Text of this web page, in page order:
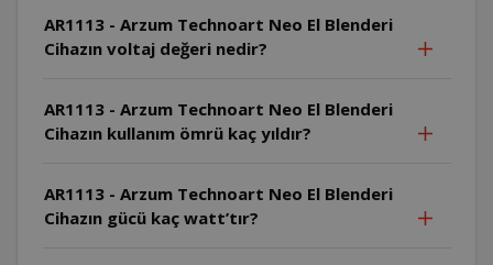
AR1113 - Arzum Technoart Neo El Blenderi
Cihazın voltaj değeri nedir?
AR1113 - Arzum Technoart Neo El Blenderi
Cihazın kullanım ömrü kaç yıldır?
AR1113 - Arzum Technoart Neo El Blenderi
Cihazın gücü kaç watt’tır?